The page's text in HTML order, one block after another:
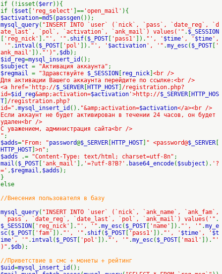
if (!isset( $err)){
if ( $set 'reg_select' ]== 'open_mail' ){
$activation=md5( passgen());
mysql_query( "INSERT INTO `user` (`nick`, `pass`, `date_reg`, `d
ate_last`, `pol`, `activation`, `ank_mail`) values('" . $_SESSION
'reg_nick' ]. "', '" . shif( $_POST 'pass1' ]). "', ' $time ', ' $time ',
'" . intval ( $_POST 'pol' ]). "', ' $activation ', '" .my_esc( $_POST
'
ank_mail'
]). "')" , $db);
$id_reg=mysql_insert_id ();
$subject = "Активация аккаунта" ;
$regmail = "Здравствуйте $_SESSION reg_nick <br />
Для активации Вашего аккаунта перейдите по ссылке:<br />
<a href='http://$_SERVER HTTP_HOST /registration.php?
id=$id_reg&amp;activation=$activation '>http://$_SERVER
HTTP_HOS
T /registration.php?
id=" .mysql_insert_id (). "&amp;activation=$activation</a><br />
Если аккаунт не будет активирован в течении 24 часов, он будет
удален<br />
С уважением, администрация сайта<br />
" ;
$adds="From: "password@$_SERVER HTTP_HOST " <password@$_SERVER
HTTP_HOST >n" ;
$adds
.= "Content-Type: text/html; charset=utf-8n" ;
mail ( $_POST 'ank_mail' ], '=?utf-8?B?' . base64_encode( $subject ). '?
=' , $regmail , $adds );
}
else
//Внесения пользователя в базу
mysql_query( "INSERT INTO `user` (`nick`, `ank_name`, `ank_fam`,
`pass`, `date_reg`, `date_last`, `pol`, `ank_mail`) values('" .
$_SESSION
'reg_nick' ]. "', '" .my_esc( $_POST 'name' ]). "', '" .my_e
sc( $_POST 'fam' ]). "', '" . shif( $_POST 'pass1' ]). "', ' $time ', ' $t
ime ', '" . intval ( $_POST 'pol' ]). "', '" .my_esc( $_POST 'mail' ]). "'
)" , $db);
//Приветствие в смс + монеты + рейтинг
$uid=mysql_insert_id ();